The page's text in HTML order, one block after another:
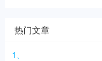
热门文章
1、